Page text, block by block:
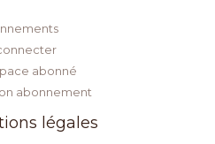
abonné
abonnement
légales